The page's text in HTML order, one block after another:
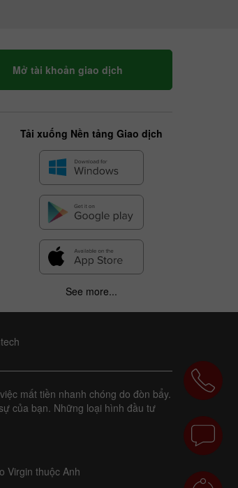
Mở tài khoản giao dịch
Tải xuống Nền tảng Giao dịch
See more...
mất tiền nhanh chóng do đòn bẩy.
của bạn. Những loại hình đầu tư
Virgin thuộc Anh